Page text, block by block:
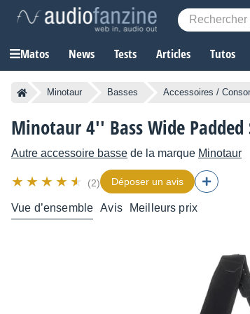
Matos News Tests Articles Tutos
Minotaur Basses Accessoires /
Minotaur 4'' Bass Wide Padded
Autre accessoire basse de la marque Minotaur
(2) Déposer un avis
Vue d’ensemble Avis Meilleurs prix